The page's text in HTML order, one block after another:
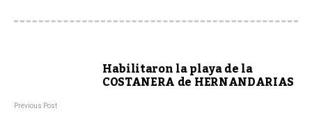
Habilitaron la playa de la
COSTANERA de HERNANDARIAS
Previous Post